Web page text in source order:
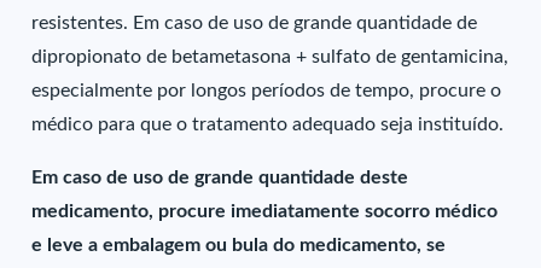
resistentes. Em caso de uso de grande quantidade de
dipropionato de betametasona + sulfato de gentamicina,
especialmente por longos períodos de tempo, procure o
médico para que o tratamento adequado seja instituído.
Em caso de uso de grande quantidade deste
medicamento, procure imediatamente socorro médico
e leve a embalagem ou bula do medicamento, se